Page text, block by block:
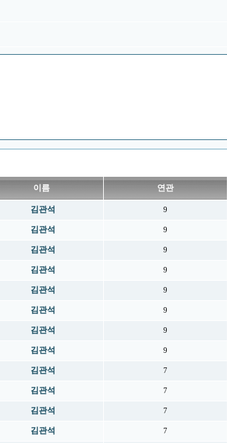
이름 연관
김관석 9
김관석 9
김관석 9
김관석 9
김관석 9
김관석 9
김관석 9
김관석 9
김관석 7
김관석 7
김관석 7
김관석 7